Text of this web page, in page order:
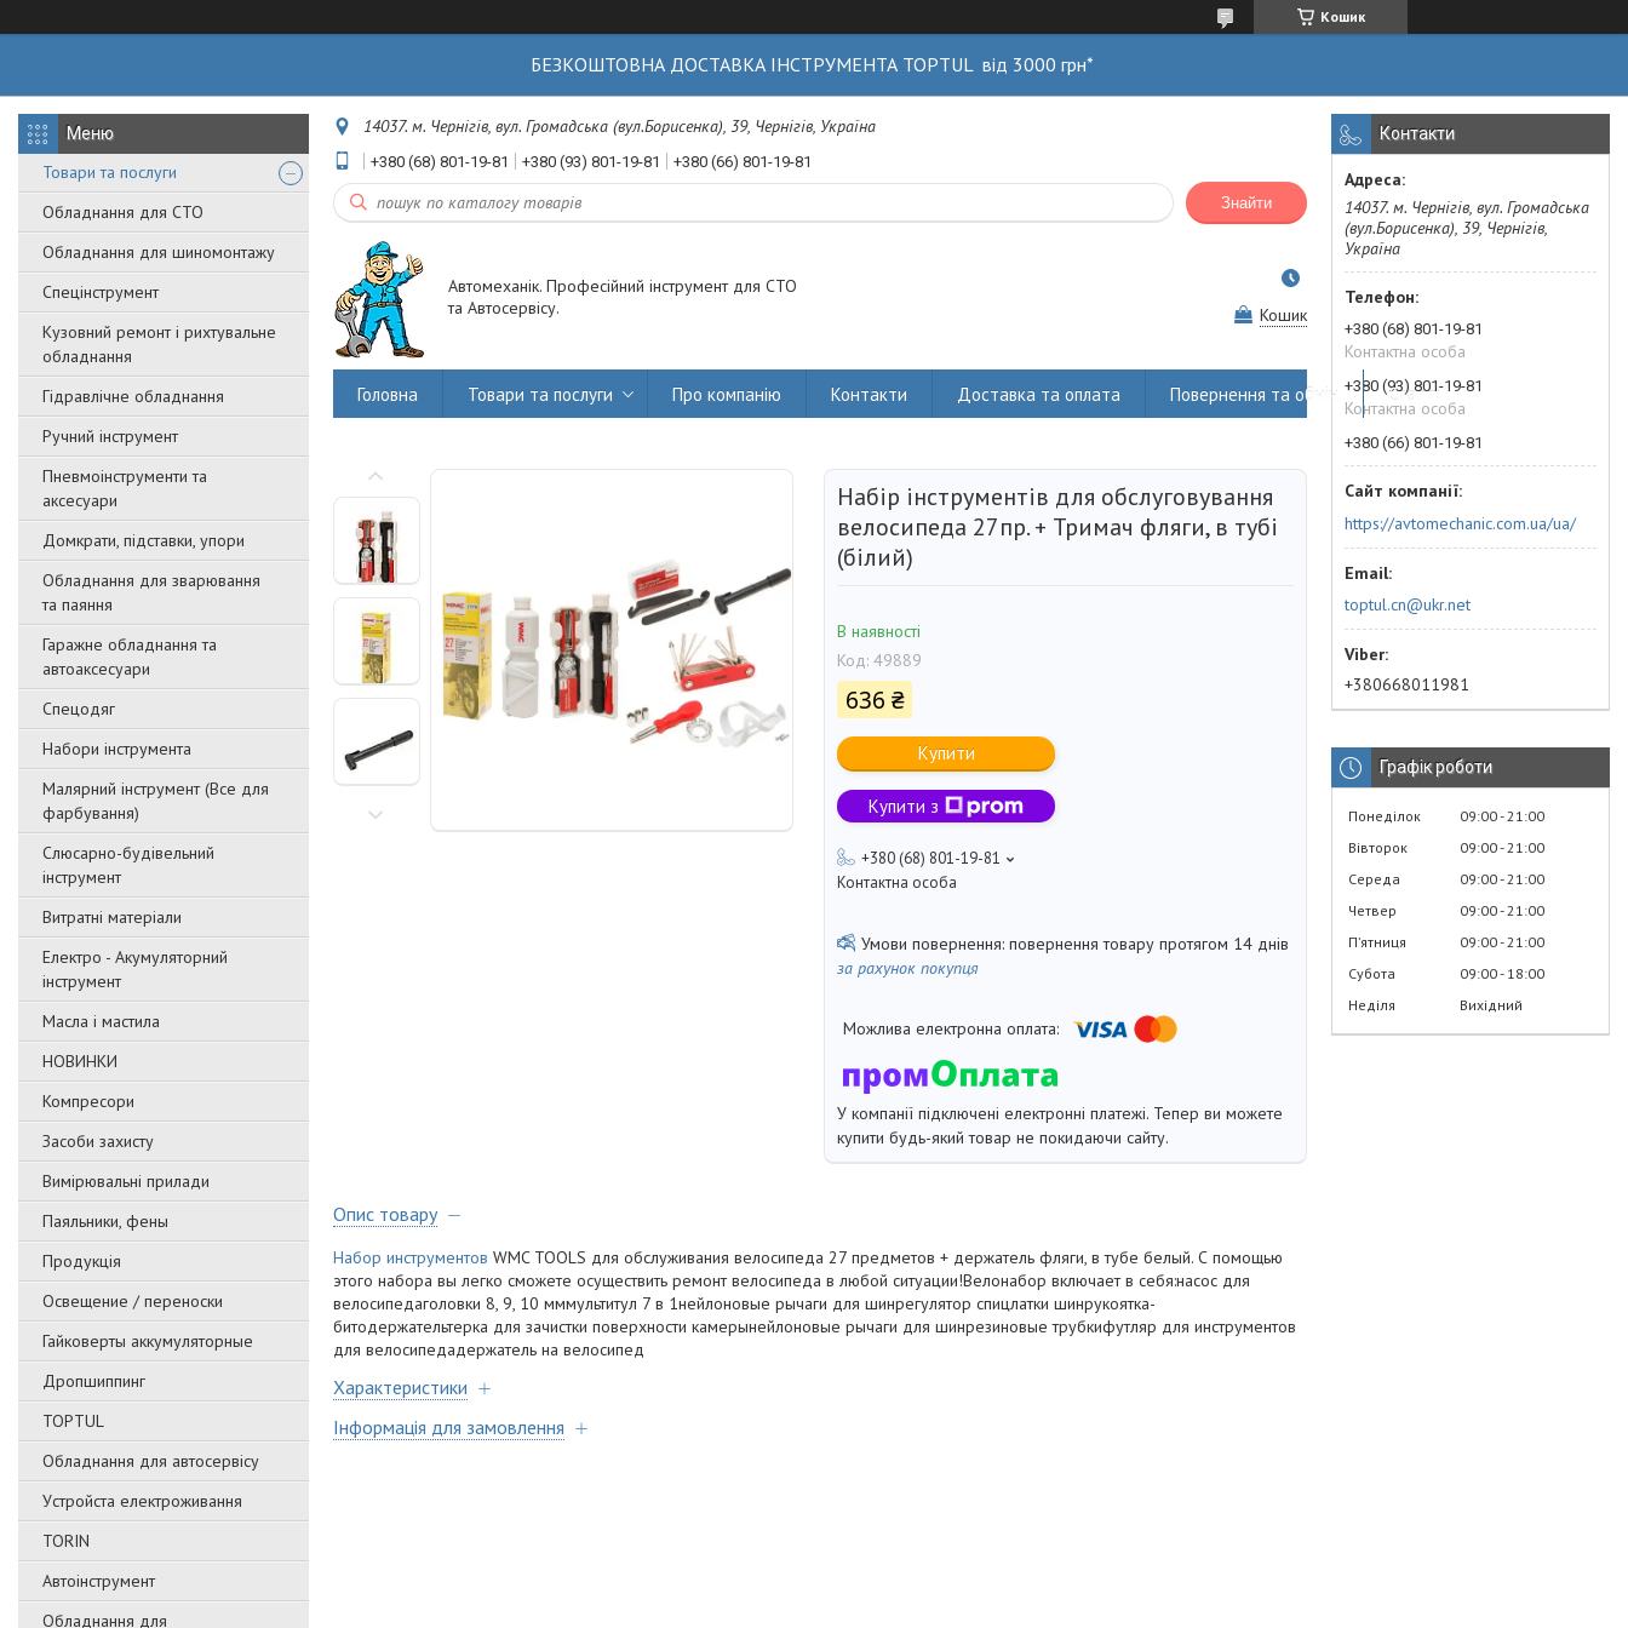
Кошик
БЕЗКОШТОВНА ДОСТАВКА ІНСТРУМЕНТА TOPTUL від 3000 грн*
Товари та послуги
Обладнання для СТО
Обладнання для шиномонтажу
Спецінструмент
Кузовний ремонт і рихтувальне
обладнання
Гідравлічне обладнання
Ручний інструмент
Пневмоінструменти та
аксесуари
Домкрати, підставки, упори
Обладнання для зварювання
та паяння
Гаражне обладнання та
автоаксесуари
Спецодяг
Набори інструмента
Малярний інструмент (Все для
фарбування)
Слюсарно-будівельний
інструмент
Витратні матеріали
Електро - Акумуляторний
інструмент
Масла і мастила
НОВИНКИ
Компресори
Засоби захисту
Вимірювальні прилади
Паяльники, фены
Продукція
Освещение / переноски
Гайковерты аккумуляторные
Дропшиппинг
TOPTUL
Обладнання для автосервісу
Уcтpoйстa елeктpoживання
TORIN
Автоінструмент
Обладнання для
14037. м. Чернігів, вул. Громадська (вул.Борисенка), 39, Чернігів, Україна
+380 (68) 801-19-81 +380 (93) 801-19-81 +380 (66) 801-19-81
Знайти
Автомеханік. Професійний інструмент для СТО
та Автосервісу.
Кошик
Головна Товари та послуги Про компанію Контакти Доставка та оплата Повернення та обмін Статті
Набір інструментів для обслуговування
велосипеда 27пр. + Тримач фляги, в тубі
(білий)
В наявності
Код: 49889
636 ₴
Купити
Купити з
+380 (68) 801-19-81
Контактна особа
повернення товару протягом 14 днів
за рахунок покупця
У компанії підключені електронні платежі. Тепер ви можете
купити будь-який товар не покидаючи сайту.
Опис товару
Набор инструментов WMC TOOLS для обслуживания велосипеда 27 предметов + держатель фляги, в тубе белый. С помощью
этого набора вы легко сможете осуществить ремонт велосипеда в любой ситуации!Велонабор включает в себя:насос для
велосипедаголовки 8, 9, 10 мммультитул 7 в 1нейлоновые рычаги для шинрегулятор спицлатки шинрукоятка-
битодержательтерка для зачистки поверхности камерынейлоновые рычаги для шинрезиновые трубкифутляр для инструментов
для велосипедадержатель на велосипед
Характеристики
Інформація для замовлення
Контакти
14037. м. Чернігів, вул. Громадська
(вул.Борисенка), 39, Чернігів,
Україна
+380 (68) 801-19-81
Контактна особа
+380 (93) 801-19-81
Контактна особа
+380 (66) 801-19-81
https://avtomechanic.com.ua/ua/
toptul.cn@ukr.net
+380668011981
Графік роботи
Понеділок 09:00 21:00
Вівторок
09:00 21:00
Середа
09:00 21:00
Четвер
09:00 21:00
Пʼятниця
09:00 21:00
Субота
09:00 18:00
Неділя
Вихідний